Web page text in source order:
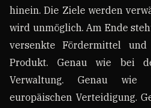
hinein. Die Ziele werden
wird unmöglich. Am Ende
versenkte Fördermittel
Produkt. Genau wie bei
Verwaltung. Genau
europäischen Verteidigung.